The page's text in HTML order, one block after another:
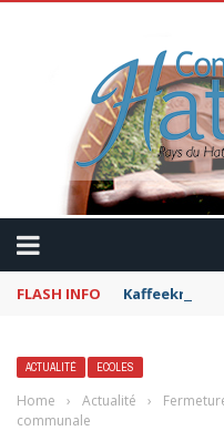
FLASH INFO
ACTUALITÉ ECOLES
Home › Actualité ›
communale